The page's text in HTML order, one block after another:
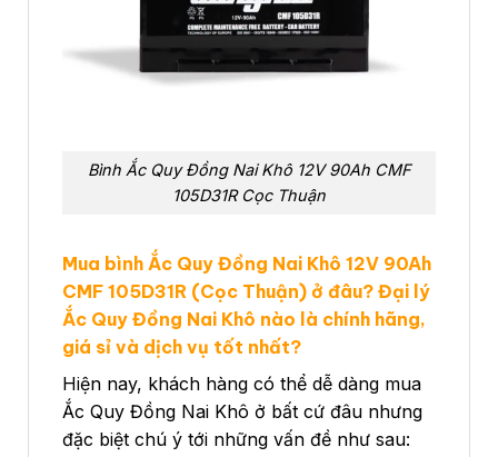
Bình Ắc Quy Đồng Nai Khô 12V 90Ah CMF
105D31R Cọc Thuận
Mua bình Ắc Quy Đồng Nai Khô 12V 90Ah
CMF 105D31R (Cọc Thuận) ở đâu? Đại lý
Ắc Quy Đồng Nai Khô nào là chính hãng,
giá sỉ và dịch vụ tốt nhất?
Hiện nay, khách hàng có thể dễ dàng mua
Ắc Quy Đồng Nai Khô ở bất cứ đâu nhưng
đặc biệt chú ý tới những vấn đề như sau: